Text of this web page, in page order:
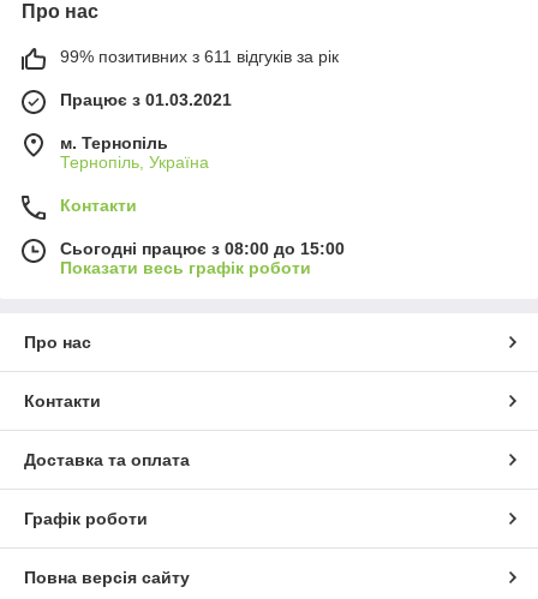
Про нас
99% позитивних з 611 відгуків за рік
Працює з 01.03.2021
м. Тернопіль
Тернопіль, Україна
Контакти
Сьогодні працює з 08:00 до 15:00
Показати весь графік роботи
Про нас
Контакти
Доставка та оплата
Графік роботи
Повна версія сайту